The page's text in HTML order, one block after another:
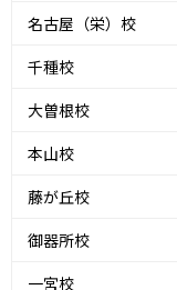
名古屋（栄）校
千種校
大曽根校
本山校
藤が丘校
御器所校
一宮校